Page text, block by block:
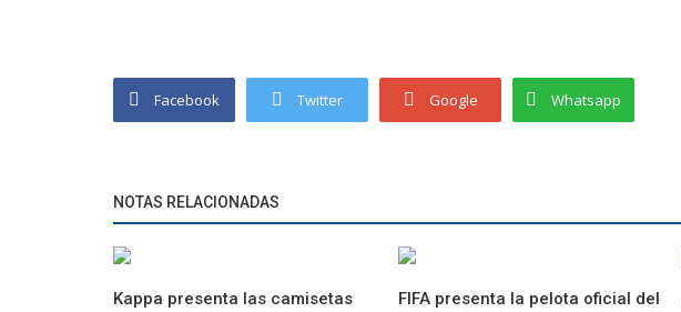
Facebook Twitter Google Whatsapp
NOTAS RELACIONADAS
Kappa presenta las camisetas
FIFA presenta la pelota oficial del